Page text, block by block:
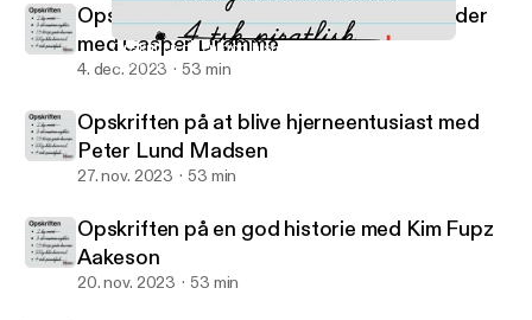
Opskriften på en god historie med Kim Fupz Aakeson
Opskriften
Opskriften på at blive So-Me madanmelder
med Casper Drømme
4. dec. 2023 53 min
Opskriften på at blive hjerneentusiast med
Peter Lund Madsen
27. nov. 2023 53 min
Opskriften på en god historie med Kim Fupz
Aakeson
20. nov. 2023 53 min